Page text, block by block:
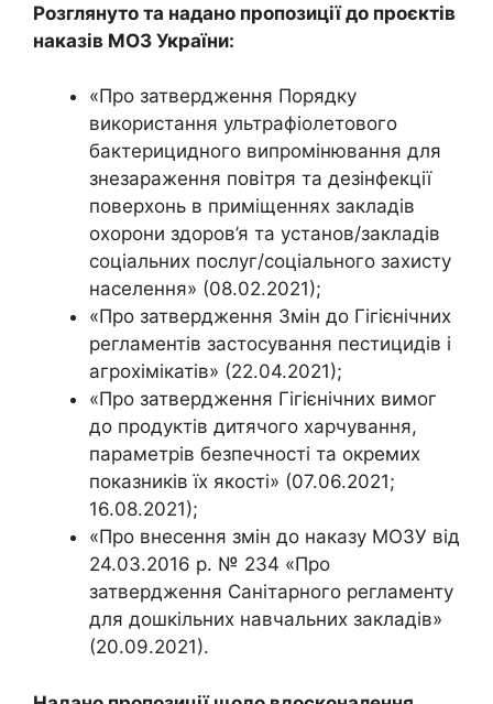
Розглянуто та надано пропозиції до проєктів
наказів МОЗ України:
«Про затвердження Порядку
використання ультрафіолетового
бактерицидного випромінювання для
знезараження повітря та дезінфекції
поверхонь в приміщеннях закладів
охорони здоров’я та установ/закладів
соціальних послуг/соціального захисту
населення» (08.02.2021);
«Про затвердження Змін до Гігієнічних
регламентів застосування пестицидів і
агрохімікатів» (22.04.2021);
«Про затвердження Гігієнічних вимог
до продуктів дитячого харчування,
параметрів безпечності та окремих
показників їх якості» (07.06.2021;
16.08.2021);
«Про внесення змін до наказу МОЗУ від
24.03.2016 р. № 234 «Про
затвердження Санітарного регламенту
для дошкільних навчальних закладів»
(20.09.2021).